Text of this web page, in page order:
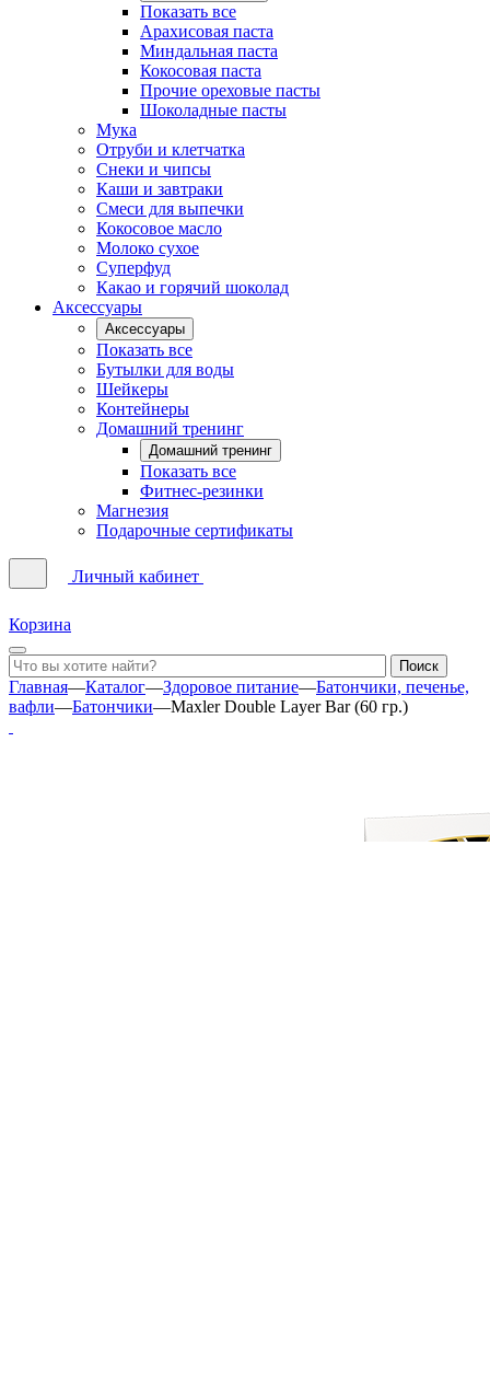
Показать все
Арахисовая паста
Миндальная паста
Кокосовая паста
Прочие ореховые пасты
Шоколадные пасты
Мука
Отруби и клетчатка
Снеки и чипсы
Каши и завтраки
Смеси для выпечки
Кокосовое масло
Молоко сухое
Суперфуд
Какао и горячий шоколад
Аксессуары
Аксессуары
Показать все
Бутылки для воды
Шейкеры
Контейнеры
Домашний тренинг
Домашний тренинг
Показать все
Фитнес-резинки
Магнезия
Подарочные сертификаты
Личный кабинет
Корзина
Главная—Каталог—Здоровое питание—Батончики, печенье,
вафли—Батончики—Maxler Double Layer Bar (60 гр.)